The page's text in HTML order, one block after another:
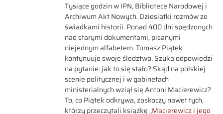
Tysiące godzin w IPN, Bibliotece Narodowej i
Archiwum Akt Nowych. Dziesiątki rozmów ze
świadkami historii. Ponad 400 dni spędzonych
nad starymi dokumentami, pisanymi
niejednym alfabetem. Tomasz Piątek
kontynuuje swoje śledztwo. Szuka odpowiedzi
na pytanie: jak to się stało? Skąd na polskiej
scenie politycznej i w gabinetach
ministerialnych wziął się Antoni Macierewicz?
To, co Piątek odkrywa, zaskoczy nawet tych,
którzy przeczytali książkę„Macierewicz i jego